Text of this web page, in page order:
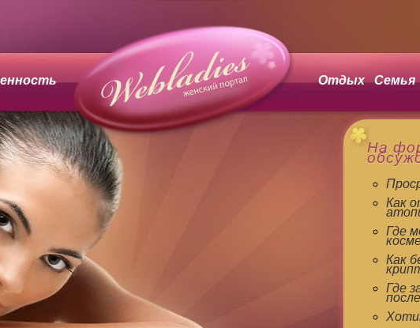
Отдых Семья
На
Как
Где
Как
Где